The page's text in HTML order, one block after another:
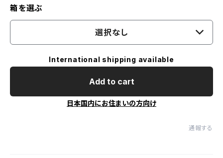
箱を選ぶ
選択なし
International shipping available
Add to cart
日本国内にお住まいの方向け
通報する